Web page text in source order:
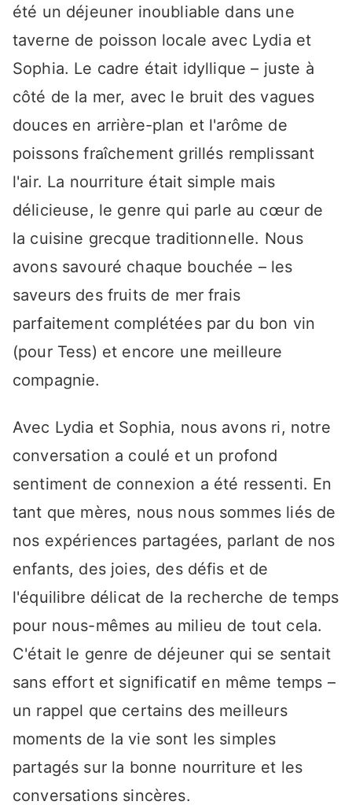
été un déjeuner inoubliable dans une
taverne de poisson locale avec Lydia et
Sophia. Le cadre était idyllique – juste à
côté de la mer, avec le bruit des vagues
douces en arrière-plan et l'arôme de
poissons fraîchement grillés remplissant
l'air. La nourriture était simple mais
délicieuse, le genre qui parle au cœur de
la cuisine grecque traditionnelle. Nous
avons savouré chaque bouchée – les
saveurs des fruits de mer frais
parfaitement complétées par du bon vin
(pour Tess) et encore une meilleure
compagnie.
Avec Lydia et Sophia, nous avons ri, notre
conversation a coulé et un profond
sentiment de connexion a été ressenti. En
tant que mères, nous nous sommes liés de
nos expériences partagées, parlant de nos
enfants, des joies, des défis et de
l'équilibre délicat de la recherche de temps
pour nous-mêmes au milieu de tout cela.
C'était le genre de déjeuner qui se sentait
sans effort et significatif en même temps –
un rappel que certains des meilleurs
moments de la vie sont les simples
partagés sur la bonne nourriture et les
conversations sincères.